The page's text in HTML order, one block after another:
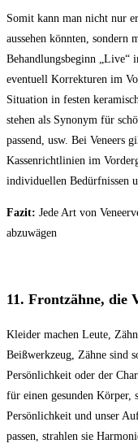
Somit kann man nicht nur
aussehen könnten, sondern
Behandlungsbeginn „Live“
eventuell Korrekturen im
Situation in festen
stehen als Synonym für
passend, usw. Bei Veneers
Kassenrichtlinien im
individuellen Bedürfnissen
Fazit: Jede Art von
abzuwägen
11. Frontzähne, die
Kleider machen Leute,
Beißwerkzeug, Zähne sind
Persönlichkeit oder der
für einen gesunden Körper,
Persönlichkeit und unser
passen, strahlen sie